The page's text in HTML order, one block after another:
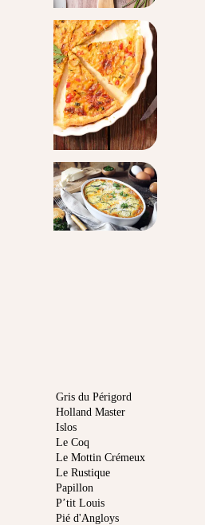
Gris du Périgord
Holland Master
Islos
Le Coq
Le Mottin Crémeux
Le Rustique
Papillon
P’tit Louis
Pié d'Angloys